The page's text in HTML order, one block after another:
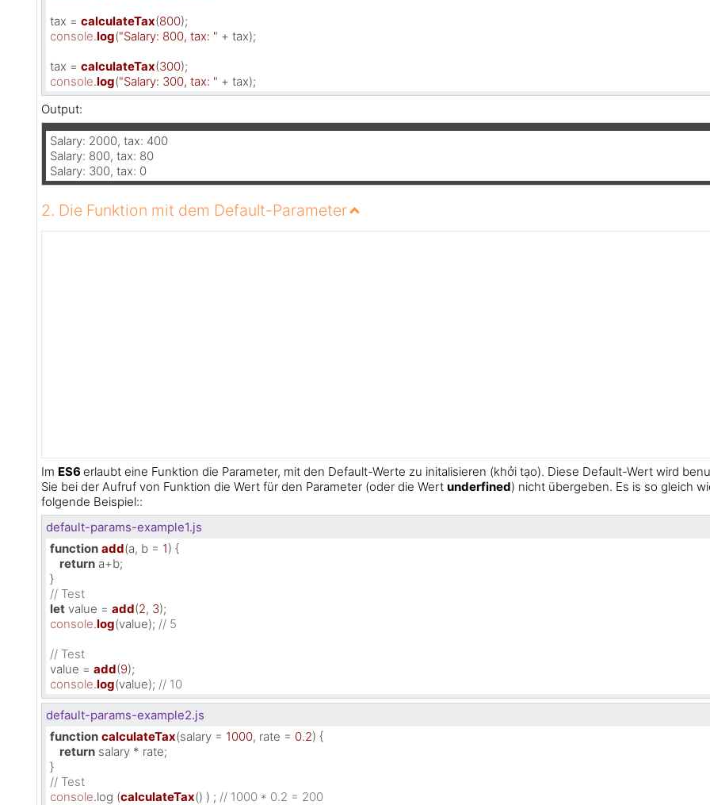
tax = calculateTax(800
console.log("Salary: 800, tax: " + tax);
tax = calculateTax(300
console.log("Salary: 300, tax: " + tax);
Output:
Salary: 2000, tax: 400
Salary: 800, tax: 80
Salary: 300, tax: 0
2. Die Funktion mit dem Default-Parameter
Im ES6 erlaubt eine Funktion die Parameter, mit den Default-Werte zu initalisieren (khởi tạo). Diese Default-Wert wird
Sie bei der Aufruf von Funktion die Wert für den Parameter (oder die Wert underfined) nicht übergeben. Es is so gleich
folgende Beispiel::
default-params-example1.js
function add(a, b = 1) {
return a+b;
}
// Test
let value = add(2, 3
console.log(value); // 5
// Test
value = add(9
console.log(value); // 10
default-params-example2.js
function calculateTax(salary = 1000, rate = 0.2) {
return salary * rate;
}
// Test
console.log (calculateTax() ) ; // 1000 * 0.2 = 200